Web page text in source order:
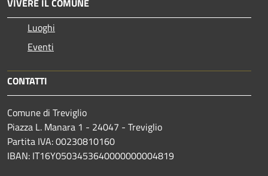
Luoghi
Eventi
CONTATTI
Comune di Treviglio
Piazza L. Manara 1 - 24047 - Treviglio
Partita IVA: 00230810160
IBAN: IT16Y0503453640000000004819